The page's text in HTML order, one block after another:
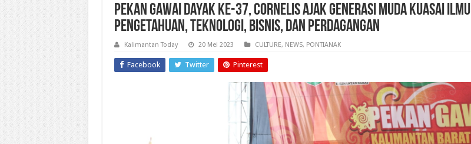
Pekan Gawai Dayak Ke-37, Cornelis Ajak Generasi Muda Kuasai Ilmu
Pengetahuan, Teknologi, Bisnis, dan Perdagangan
Kalimantan Today 20 Mei 2023 CULTURE, NEWS, PONTIANAK
Facebook Twitter Pinterest